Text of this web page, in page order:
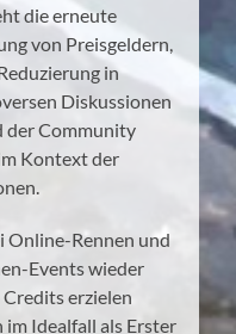
die erneute
von Preisgeldern,
in
Diskussionen
der Community
Kontext der
Online-Rennen und
Events wieder
erzielen
im Idealfall als Erster